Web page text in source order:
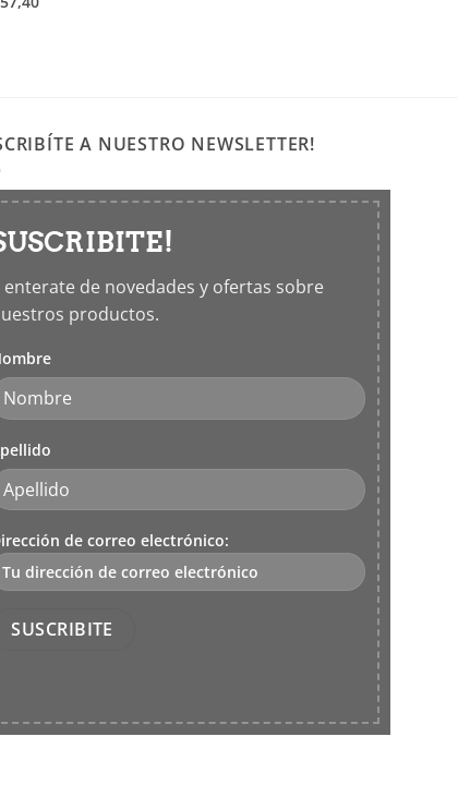
A NUESTRO NEWSLETTER!
enterate de novedades y ofertas sobre
productos.
de correo electrónico: